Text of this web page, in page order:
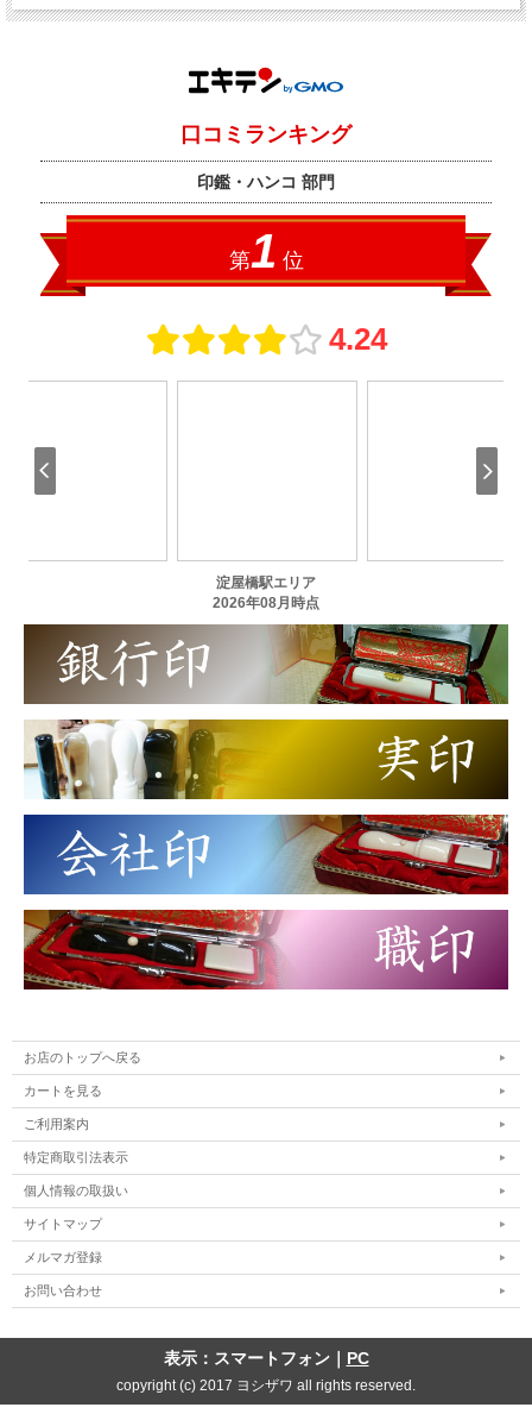
お店のトップへ戻る
カートを見る
ご利用案内
特定商取引法表示
個人情報の取扱い
サイトマップ
メルマガ登録
お問い合わせ
表示：スマートフォン｜ PC
copyright (c) 2017 ヨシザワ all rights reserved.